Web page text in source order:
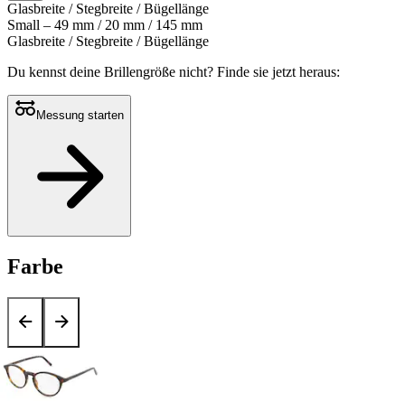
Glasbreite / Stegbreite / Bügellänge
Small – 49 mm / 20 mm / 145 mm
Glasbreite / Stegbreite / Bügellänge
Du kennst deine Brillengröße nicht? Finde sie jetzt heraus:
Messung starten
Farbe